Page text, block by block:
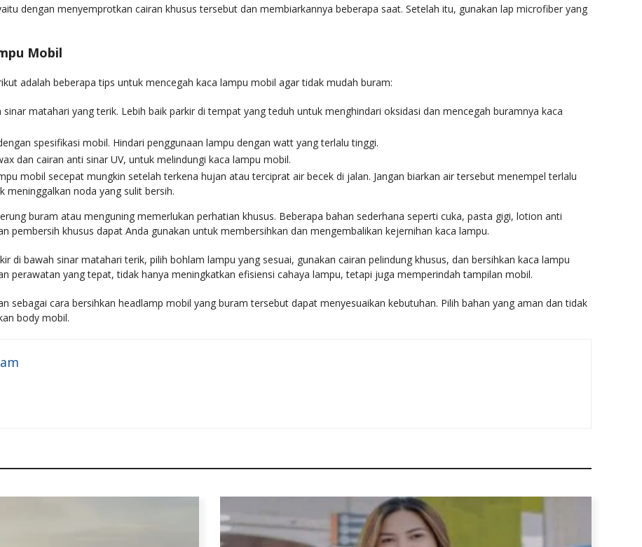
dengan menyemprotkan cairan khusus tersebut dan membiarkannya beberapa saat. Setelah itu, gunakan lap microfiber yang
Mobil
adalah beberapa tips untuk mencegah kaca lampu mobil agar tidak mudah buram:
matahari yang terik. Lebih baik parkir di tempat yang teduh untuk menghindari oksidasi dan mencegah buramnya kaca
spesifikasi mobil. Hindari penggunaan lampu dengan watt yang terlalu tinggi.
dan cairan anti sinar UV, untuk melindungi kaca lampu mobil.
mobil secepat mungkin setelah terkena hujan atau terciprat air becek di jalan. Jangan biarkan air tersebut menempel terlalu
meninggalkan noda yang sulit bersih.
buram atau menguning memerlukan perhatian khusus. Beberapa bahan sederhana seperti cuka, pasta gigi, lotion anti
pembersih khusus dapat Anda gunakan untuk membersihkan dan mengembalikan kejernihan kaca lampu.
di bawah sinar matahari terik, pilih bohlam lampu yang sesuai, gunakan cairan pelindung khusus, dan bersihkan kaca lampu
perawatan yang tepat, tidak hanya meningkatkan efisiensi cahaya lampu, tetapi juga memperindah tampilan mobil.
sebagai cara bersihkan headlamp mobil yang buram tersebut dapat menyesuaikan kebutuhan. Pilih bahan yang aman dan tidak
body mobil.